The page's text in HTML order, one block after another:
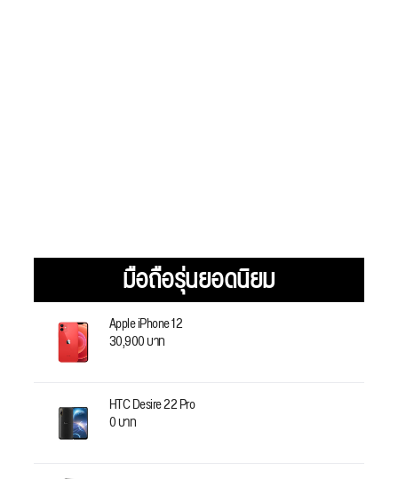
มือถือรุ่นยอดนิยม
Apple iPhone 12
30,900 บาท
HTC Desire 22 Pro
0 บาท